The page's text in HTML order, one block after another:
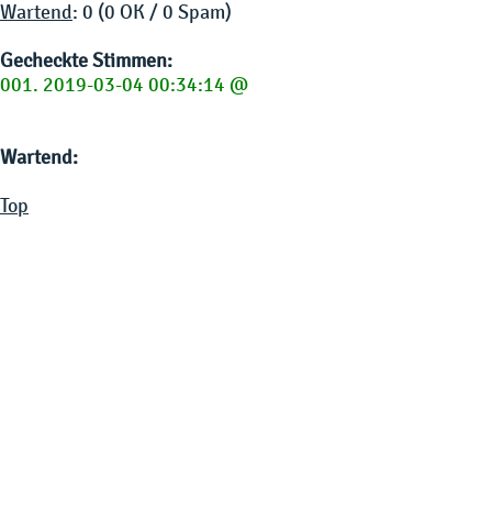
Wartend: 0 (0 OK / 0 Spam)
Gecheckte Stimmen:
001. 2019-03-04 00:34:14 @
Wartend:
Top